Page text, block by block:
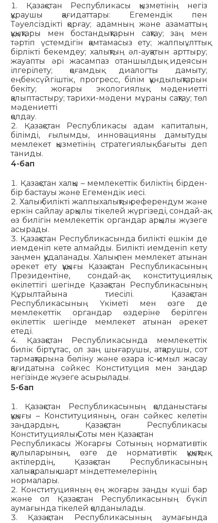
Қазақстан Республикасы қызметінің негіз
құраушы қағидаттары: Егемендік пен
Тәуелсіздікті қорғау; адамның және азаматтың
құқықтары мен бостандықтарын сақтау; заң мен
тәртіп үстемдігін қамтамасыз ету; жалпыұлттық
бірлікті бекемдеу; халықтың әл-ауқатын арттыру;
жауапты әрі жасампаз отаншылдық идеясын
ілгерілету; қоғамдық диалогты дамыту;
еңбексүйгіштік, прогресс, білім құнды­лықтарын
бекіту; жоғары экологиялық мәдениетті
қалыптас­тыру; тарихи-мәдени мұраны сақтау; төл
мәдениетті
қолдау.
Қазақстан Республикасы адам капиталын,
білімді, ғылымды, инновацияны дамытуды
мемлекет қызметінің стратегиялық бағыты деп
таниды.
4-бап
Қазақстан халқы – мемлекеттік биліктің бірден-
бір бастауы және Егемендік иесі.
Халық билікті жалпыхалықтық референдум және
еркін сайлау арқылы тікелей жүргізеді, сондай-ақ
өз билігін мемлекеттік органдар арқылы жүзеге
асырады.
Қазақстан Республикасында билікті ешкім де
иемденіп кете алмайды. Билікті иемденіп кету
заңмен қудаланады. Халық пен мемлекет атынан
әрекет ету құқығы Қазақстан Республикасының
Президентіне, сондай-ақ конституциялық
өкілеттігі шегінде Қазақстан Республикасының
Құрылтайына тиесілі. Қазақстан
Республикасының Үкіметі мен өзге де
мемлекеттік органдар өздеріне берілген
өкілеттік шегінде мемлекет атынан әрекет
етеді.
Қазақстан Республикасында мемлекеттік
билік біртұтас, ол заң шығарушы, атқарушы, сот
тармақтарына бөліну және өзара іс-қимыл жасау
қағидатына сәйкес Конституция мен заңдар
негізінде жүзеге асырылады.
5-бап
Қазақстан Республикасының қолданыстағы
құқығы – Конституцияның, оған сәйкес келетін
заңдардың, Қазақстан Республикасы
Конституциялық Соты мен Қазақстан
Респуб­ли­ка­сы Жоғарғы Сотының нормативтік
қаулыларының, өзге де нормативтік құқықтық
актілердің, Қазақстан Республи­касының
халықаралық шарт міндеттемелерінің
нормалары.
Конституцияның ең жоғары заңды күші бар
және ол Қазақстан Республикасының бүкіл
аумағында тікелей қолданылады.
Қазақстан Республикасының аумағында